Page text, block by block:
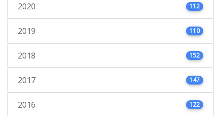
2020 112
2019 110
2018 152
2017 147
2016 122